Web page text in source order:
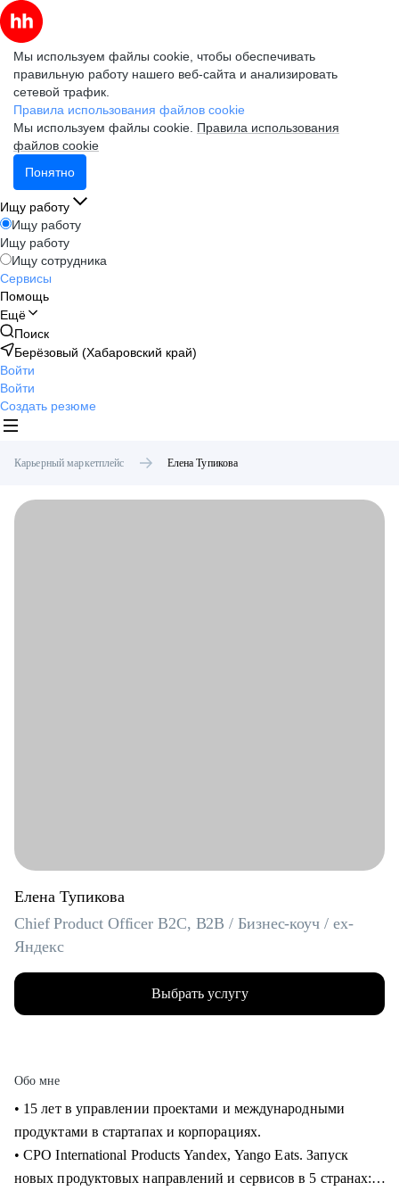
Мы используем файлы cookie, чтобы обеспечивать
правильную работу нашего веб-сайта и анализировать
сетевой трафик.
Правила использования файлов cookie
Мы используем файлы cookie. Правила использования
файлов cookie
Понятно
Ищу работу
Ищу работу
Ищу работу
Ищу сотрудника
Сервисы
Помощь
Ещё
Поиск
Берёзовый (Хабаровский край)
Войти
Войти
Создать резюме
Карьерный маркетплейс Елена Тупикова
Елена Тупикова
Chief Product Officer B2C, B2B / Бизнес-коуч / ex-
Яндекс
Выбрать услугу
Обо мне
• 15 лет в управлении проектами и международными
продуктами в стартапах и корпорациях.
• CPO International Products Yandex, Yango Eats. Запуск
новых продуктовых направлений и сервисов в 5 странах: